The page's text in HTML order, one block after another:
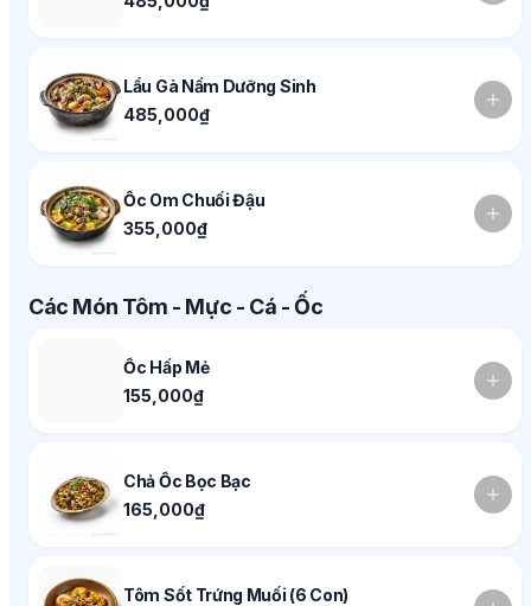
Lẩu Gà Nấm Dưỡng Sinh
485,000₫
Ốc Om Chuối Đậu
355,000₫
Các Món Tôm - Mực - Cá - Ốc
Ốc Hấp Mẻ
155,000₫
Chả Ốc Bọc Bạc
165,000₫
Tôm Sốt Trứng Muối (6 Con)